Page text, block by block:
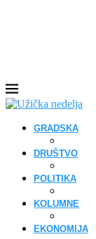
GRADSKA
DRUŠTVO
POLITIKA
KOLUMNE
EKONOMIJA